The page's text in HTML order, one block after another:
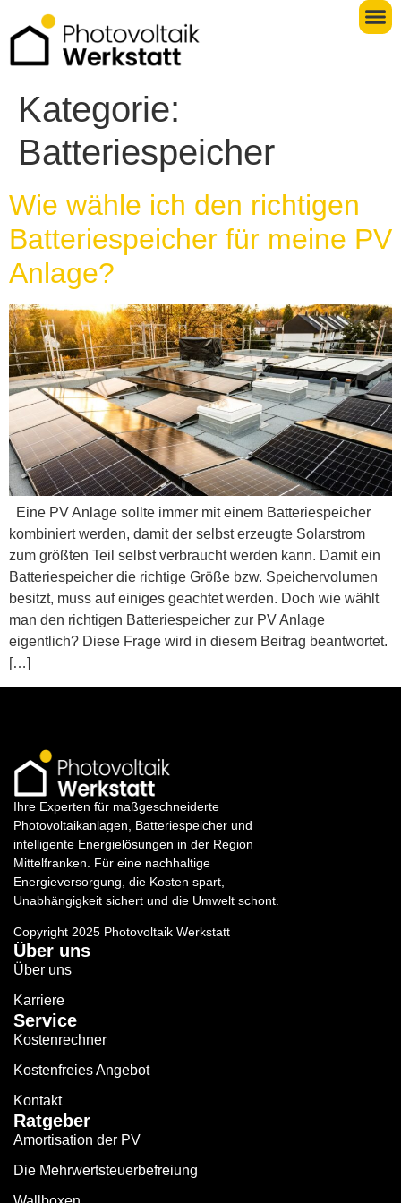
Kategorie:
Batteriespeicher
Wie wähle ich den richtigen
Batteriespeicher für meine PV
Anlage?
Eine PV Anlage sollte immer mit einem Batteriespeicher
kombiniert werden, damit der selbst erzeugte Solarstrom
zum größten Teil selbst verbraucht werden kann. Damit ein
Batteriespeicher die richtige Größe bzw. Speichervolumen
besitzt, muss auf einiges geachtet werden. Doch wie wählt
man den richtigen Batteriespeicher zur PV Anlage
eigentlich? Diese Frage wird in diesem Beitrag beantwortet.
[…]
Ihre Experten für maßgeschneiderte
Photovoltaikanlagen, Batteriespeicher und
intelligente Energielösungen in der Region
Mittelfranken. Für eine nachhaltige
Energieversorgung, die Kosten spart,
Unabhängigkeit sichert und die Umwelt schont.
Copyright 2025 Photovoltaik Werkstatt
Über uns
Über uns
Karriere
Service
Kostenrechner
Kostenfreies Angebot
Kontakt
Ratgeber
Amortisation der PV
Die Mehrwertsteuerbefreiung